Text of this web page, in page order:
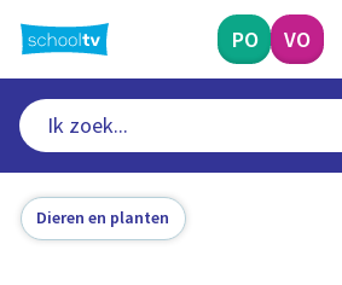
naar
hoofdinhoud
PO VO
Dieren en planten